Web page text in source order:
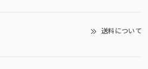
送料について